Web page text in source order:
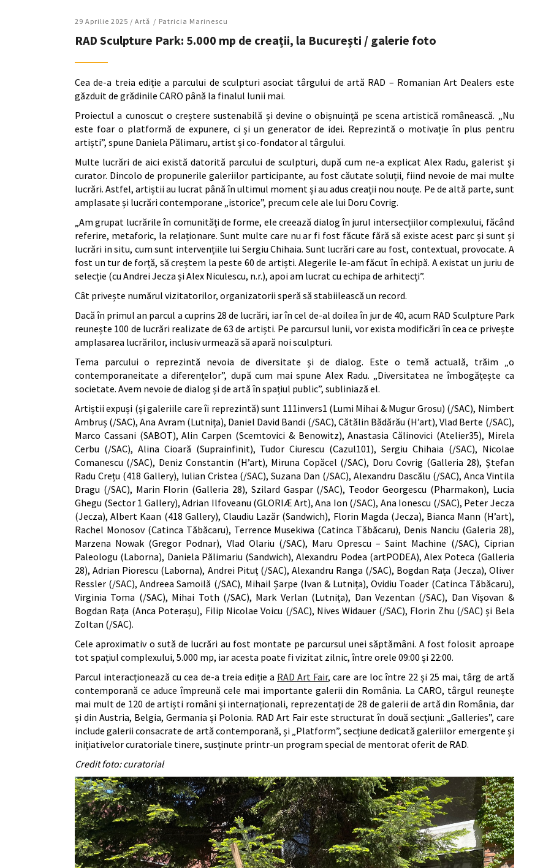
29 Aprilie 2025 / Artǎ Patricia Marinescu
RAD Sculpture Park: 5.000 mp de creații, la București / galerie foto
Cea de-a treia ediție a parcului de sculpturi asociat târgului de artă RAD – Romanian Art Dealers este
găzduit de grădinile CARO până la finalul lunii mai.
Proiectul a cunoscut o creștere sustenabilă și devine o obișnuință pe scena artistică românească. „Nu
este foar o platformă de expunere, ci și un generator de idei. Reprezintă o motivație în plus pentru
artiști”, spune Daniela Pălimaru, artist și co-fondator al târgului.
Multe lucrări de aici există datorită parcului de sculpturi, după cum ne-a explicat Alex Radu, galerist și
curator. Dincolo de propunerile galeriilor participante, au fost căutate soluții, fiind nevoie de mai multe
lucrări. Astfel, artiștii au lucrat până în ultimul moment și au adus creații nou nouțe. Pe de altă parte, sunt
amplasate și lucrări contemporane „istorice”, precum cele ale lui Doru Covrig.
„Am grupat lucrările în comunități de forme, ele creează dialog în jurul intersecțiilor complexului, făcând
referire, metaforic, la relaționare. Sunt multe care nu ar fi fost făcute fără să existe acest parc și sunt și
lucrări in situ, cum sunt intervențiile lui Sergiu Chihaia. Sunt lucrări care au fost, contextual, provocate. A
fost un tur de forță, să creștem la peste 60 de artiști. Alegerile le-am făcut în echipă. A existat un juriu de
selecție (cu Andrei Jecza și Alex Niculescu, n.r.), apoi am lucrat cu echipa de arhitecți”.
Cât privește numărul vizitatorilor, organizatorii speră să stabiilească un record.
Dacă în primul an parcul a cuprins 28 de lucrări, iar în cel de-al doilea în jur de 40, acum RAD Sculpture Park
reunește 100 de lucrări realizate de 63 de artiști. Pe parcursul lunii, vor exista modificări în cea ce privește
amplasarea lucrărilor, inclusiv urmează să apară noi sculpturi.
Tema parcului o reprezintă nevoia de diversitate și de dialog. Este o temă actuală, trăim „o
contemporaneitate a diferențelor”, după cum mai spune Alex Radu. „Diversitatea ne îmbogățește ca
societate. Avem nevoie de dialog și de artă în spațiul public”, subliniază el.
Artiștii expuși (și galeriile care îi reprezintă) sunt 111invers1 (Lumi Mihai & Mugur Grosu) (/SAC), Nimbert
Ambruș (/SAC), Ana Avram (Lutnița), Daniel David Bandi (/SAC), Cătălin Bădărău (H’art), Vlad Berte (/SAC),
Marco Cassani (SABOT), Alin Carpen (Scemtovici & Benowitz), Anastasia Călinovici (Atelier35), Mirela
Cerbu (/SAC), Alina Cioară (Suprainfinit), Tudor Ciurescu (Cazul101), Sergiu Chihaia (/SAC), Nicolae
Comanescu (/SAC), Deniz Constantin (H’art), Miruna Copăcel (/SAC), Doru Covrig (Galleria 28), Ștefan
Radu Crețu (418 Gallery), Iulian Cristea (/SAC), Suzana Dan (/SAC), Alexandru Dascălu (/SAC), Anca Vintila
Dragu (/SAC), Marin Florin (Galleria 28), Szilard Gaspar (/SAC), Teodor Georgescu (Pharmakon), Lucia
Ghegu (Sector 1 Gallery), Adrian Ilfoveanu (GLORIÆ Art), Ana Ion (/SAC), Ana Ionescu (/SAC), Peter Jecza
(Jecza), Albert Kaan (418 Gallery), Claudiu Lazăr (Sandwich), Florin Magda (Jecza), Bianca Mann (H’art),
Rachel Monosov (Catinca Tăbăcaru), Terrence Musekiwa (Catinca Tăbăcaru), Denis Nanciu (Galeria 28),
Marzena Nowak (Gregor Podnar), Vlad Olariu (/SAC), Maru Oprescu – Saint Machine (/SAC), Ciprian
Paleologu (Laborna), Daniela Pălimariu (Sandwich), Alexandru Podea (artPODEA), Alex Poteca (Galleria
28), Adrian Piorescu (Laborna), Andrei Pituț (/SAC), Alexandru Ranga (/SAC), Bogdan Rața (Jecza), Oliver
Ressler (/SAC), Andreea Samoilă (/SAC), Mihail Șarpe (Ivan & Lutnița), Ovidiu Toader (Catinca Tăbăcaru),
Virginia Toma (/SAC), Mihai Toth (/SAC), Mark Verlan (Lutnița), Dan Vezentan (/SAC), Dan Vișovan &
Bogdan Rața (Anca Poterașu), Filip Nicolae Voicu (/SAC), Nives Widauer (/SAC), Florin Zhu (/SAC) și Bela
Zoltan (/SAC).
Cele aproximativ o sută de lucrări au fost montate pe parcursul unei săptămâni. A fost folosit aproape
tot spațiul complexului, 5.000 mp, iar acesta poate fi vizitat zilnic, între orele 09:00 și 22:00.
Parcul interacționează cu cea de-a treia ediție a RAD Art Fair, care are loc între 22 și 25 mai, târg de artă
contemporană ce aduce împreună cele mai importante galerii din România. La CARO, târgul reunește
mai mult de 120 de artiști români și internaționali, reprezentați de 28 de galerii de artă din România, dar
și din Austria, Belgia, Germania și Polonia. RAD Art Fair este structurat în două secțiuni: „Galleries”, care
include galerii consacrate de artă contemporană, și „Platform”, secțiune dedicată galeriilor emergente și
inițiativelor curatoriale tinere, susținute printr-un program special de mentorat oferit de RAD.
Credit foto: curatorial